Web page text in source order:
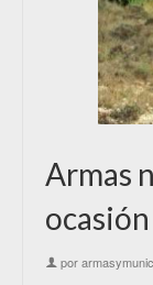
Armas
ocasión
por